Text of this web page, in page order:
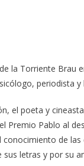
la Torriente Brau
periodista
el poeta y
Premio Pablo al
de
sus letras y por su